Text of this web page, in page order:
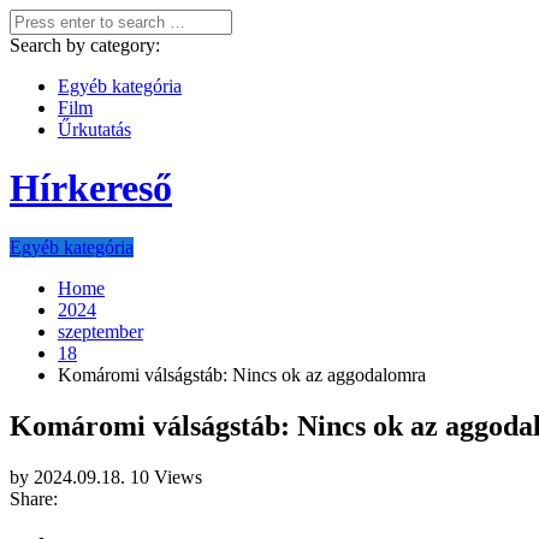
Search by category:
Egyéb kategória
Film
Űrkutatás
Hírkereső
Egyéb kategória
Home
2024
szeptember
18
Komáromi válságstáb: Nincs ok az aggodalomra
Komáromi válságstáb: Nincs ok az
by 2024.09.18. 10 Views
Share: